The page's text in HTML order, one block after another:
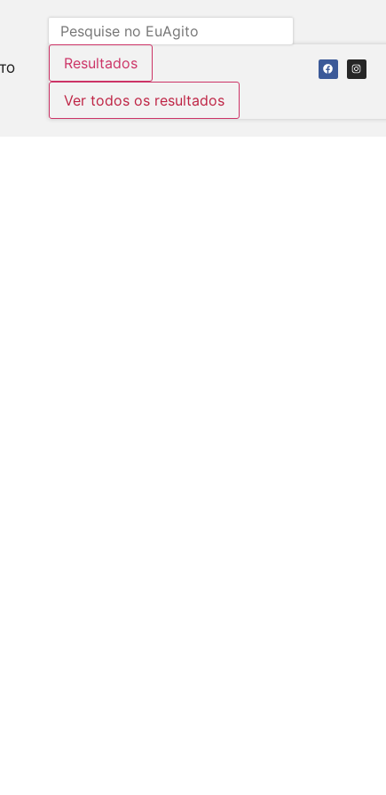
Resultados
Ver todos os resultados